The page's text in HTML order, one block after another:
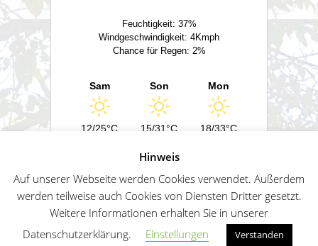
Feuchtigkeit: 37%
Windgeschwindigkeit: 4Kmph
Chance für Regen: 2%
Sam
12/25°C
Son
15/31°C
Mon
18/33°C
Impressum Datenschutz Sitemap German
Hinweis
Auf unserer Webseite werden Cookies verwendet. Außerdem
werden teilweise auch Cookies von Diensten Dritter gesetzt.
Weitere Informationen erhalten Sie in unserer
Datenschutzerklärung.
Einstellungen Verstanden